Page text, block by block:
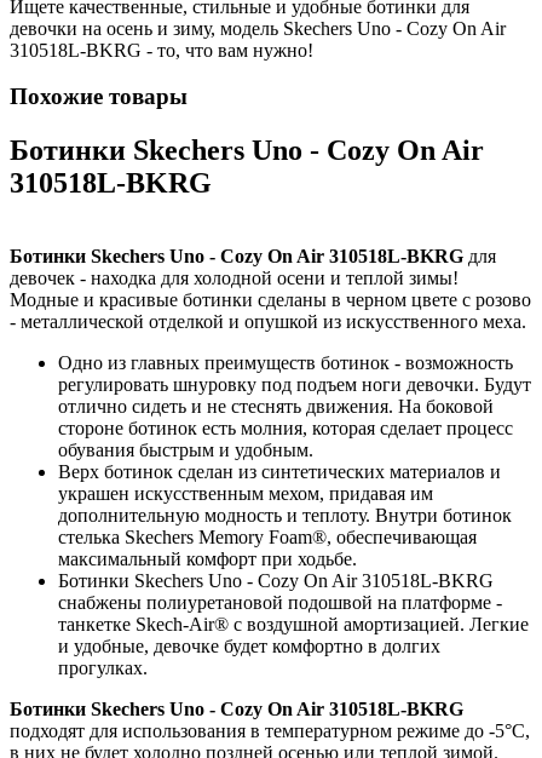
Ищете качественные, стильные и удобные ботинки для
девочки на осень и зиму, модель Skechers Uno - Cozy On Air
310518L-BKRG - то, что вам нужно!
Похожие товары
Ботинки Skechers Uno - Cozy On Air
310518L-BKRG
Ботинки Skechers Uno - Cozy On Air 310518L-BKRG для
девочек - находка для холодной осени и теплой зимы!
Модные и красивые ботинки сделаны в черном цвете с розово
- металлической отделкой и опушкой из искусственного меха.
Одно из главных преимуществ ботинок - возможность
регулировать шнуровку под подъем ноги девочки. Будут
отлично сидеть и не стеснять движения. На боковой
стороне ботинок есть молния, которая сделает процесс
обувания быстрым и удобным.
Верх ботинок сделан из синтетических материалов и
украшен искусственным мехом, придавая им
дополнительную модность и теплоту. Внутри ботинок
стелька Skechers Memory Foam®, обеспечивающая
максимальный комфорт при ходьбе.
Ботинки Skechers Uno - Cozy On Air 310518L-BKRG
снабжены полиуретановой подошвой на платформе -
танкетке Skech-Air® с воздушной амортизацией. Легкие
и удобные, девочке будет комфортно в долгих
прогулках.
Ботинки Skechers Uno - Cozy On Air 310518L-BKRG
подходят для использования в температурном режиме до -5°C,
в них не будет холодно поздней осенью или теплой зимой.